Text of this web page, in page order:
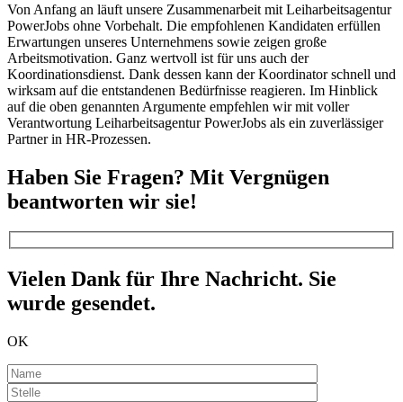
Von Anfang an läuft unsere Zusammenarbeit mit Leiharbeitsagentur
PowerJobs ohne Vorbehalt. Die empfohlenen Kandidaten erfüllen
Erwartungen unseres Unternehmens sowie zeigen große
Arbeitsmotivation. Ganz wertvoll ist für uns auch der
Koordinationsdienst. Dank dessen kann der Koordinator schnell und
wirksam auf die entstandenen Bedürfnisse reagieren. Im Hinblick
auf die oben genannten Argumente empfehlen wir mit voller
Verantwortung Leiharbeitsagentur PowerJobs als ein zuverlässiger
Partner in HR-Prozessen.
Haben Sie Fragen? Mit Vergnügen
beantworten wir sie!
Vielen Dank für Ihre Nachricht. Sie
wurde gesendet.
OK